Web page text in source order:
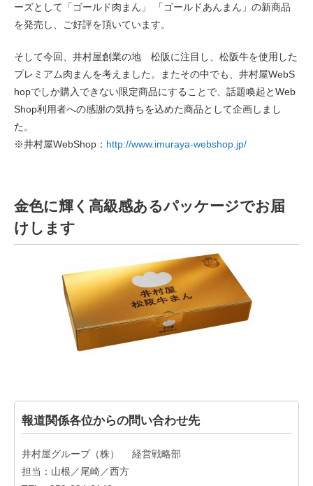
ーズとして「ゴールド肉まん」 「ゴールドあんまん」の新商品
を発売し、ご好評を頂いています。
そして今回、井村屋創業の地 松阪に注目し、松阪牛を使用した
プレミアム肉まんを考えました。またその中でも、井村屋WebS
hopでしか購入できない限定商品にすることで、話題喚起とWeb
Shop利用者への感謝の気持ちを込めた商品として企画しまし
た。
※井村屋WebShop： http://www.imuraya-webshop.jp/
金色に輝く高級感あるパッケージでお届
けします
報道関係各位からの問い合わせ先
井村屋グループ（株） 経営戦略部
担当：山根／尾崎／西方